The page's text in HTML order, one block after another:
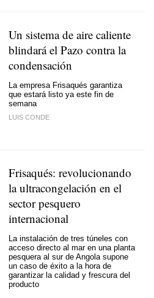
Un sistema de aire caliente
blindará el Pazo contra la
condensación
La empresa Frisaqués garantiza
que estará listo ya este fin de
semana
LUIS CONDE
Frisaqués: revolucionando
la ultracongelación en el
sector pesquero
internacional
La instalación de tres túneles con
acceso directo al mar en una planta
pesquera al sur de Angola supone
un caso de éxito a la hora de
garantizar la calidad y frescura del
producto